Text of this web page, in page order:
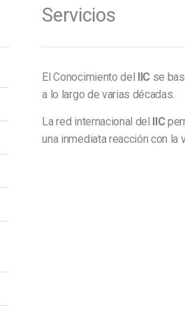
Servicios
El Conocimiento del IIC se
a lo largo de varias décadas.
La red internacional del IIC
una inmediata reacción con la